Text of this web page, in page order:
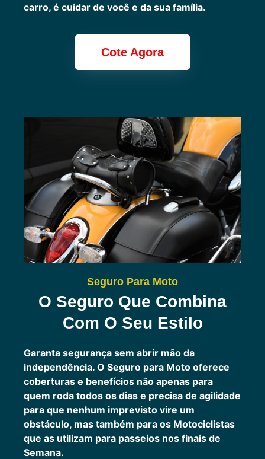
carro, é cuidar de você e da sua família.
Cote Agora
Seguro Para Moto
O Seguro Que Combina
Com O Seu Estilo
Garanta segurança sem abrir mão da
independência. O Seguro para Moto oferece
coberturas e benefícios não apenas para
quem roda todos os dias e precisa de agilidade
para que nenhum imprevisto vire um
obstáculo, mas também para os Motociclistas
que as utilizam para passeios nos finais de
Semana.